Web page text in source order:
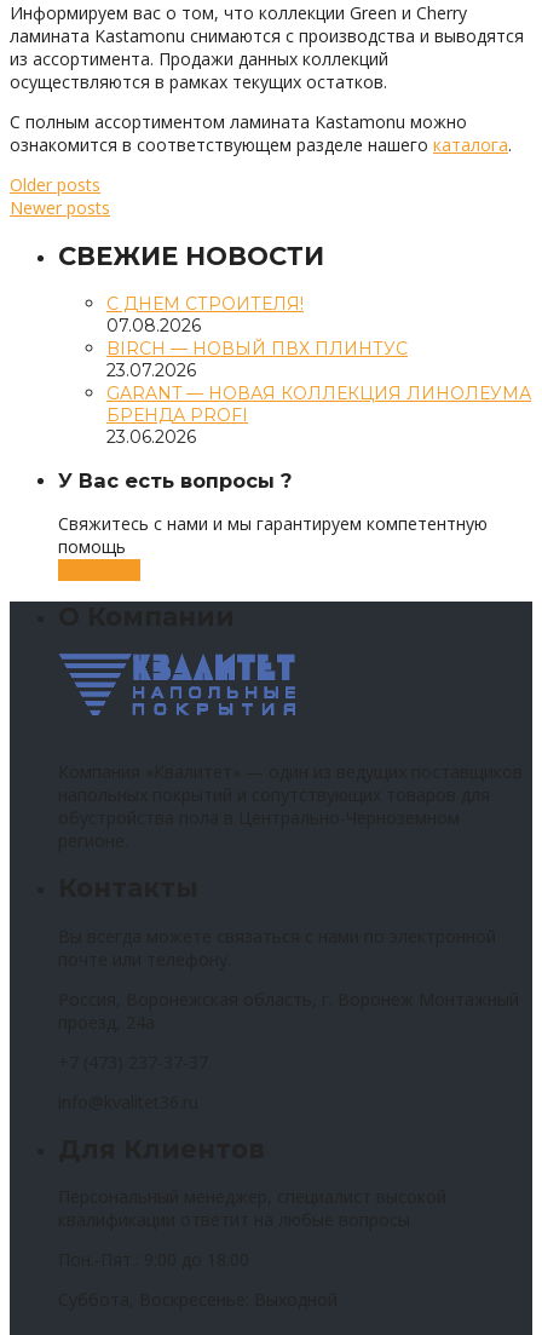
Информируем вас о том, что коллекции Green и Cherry
ламината Kastamonu снимаются с производства и выводятся
из ассортимента. Продажи данных коллекций
осуществляются в рамках текущих остатков.
С полным ассортиментом ламината Kastamonu можно
ознакомится в соответствующем разделе нашего каталога.
Older posts
Newer posts
СВЕЖИЕ НОВОСТИ
С ДНЕМ СТРОИТЕЛЯ!
07.08.2026
BIRCH — НОВЫЙ ПВХ ПЛИНТУС
23.07.2026
GARANT — НОВАЯ КОЛЛЕКЦИЯ ЛИНОЛЕУМА
БРЕНДА PROFI
23.06.2026
У Вас есть вопросы ?
Свяжитесь с нами и мы гарантируем компетентную
помощь